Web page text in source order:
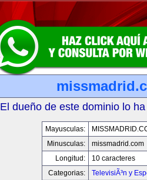
El dueño de este dominio lo
Mayusculas:
Minusculas:
missmadrid.com
Longitud:
10 caracteres
Categorias:
TelevisiÃ³n y